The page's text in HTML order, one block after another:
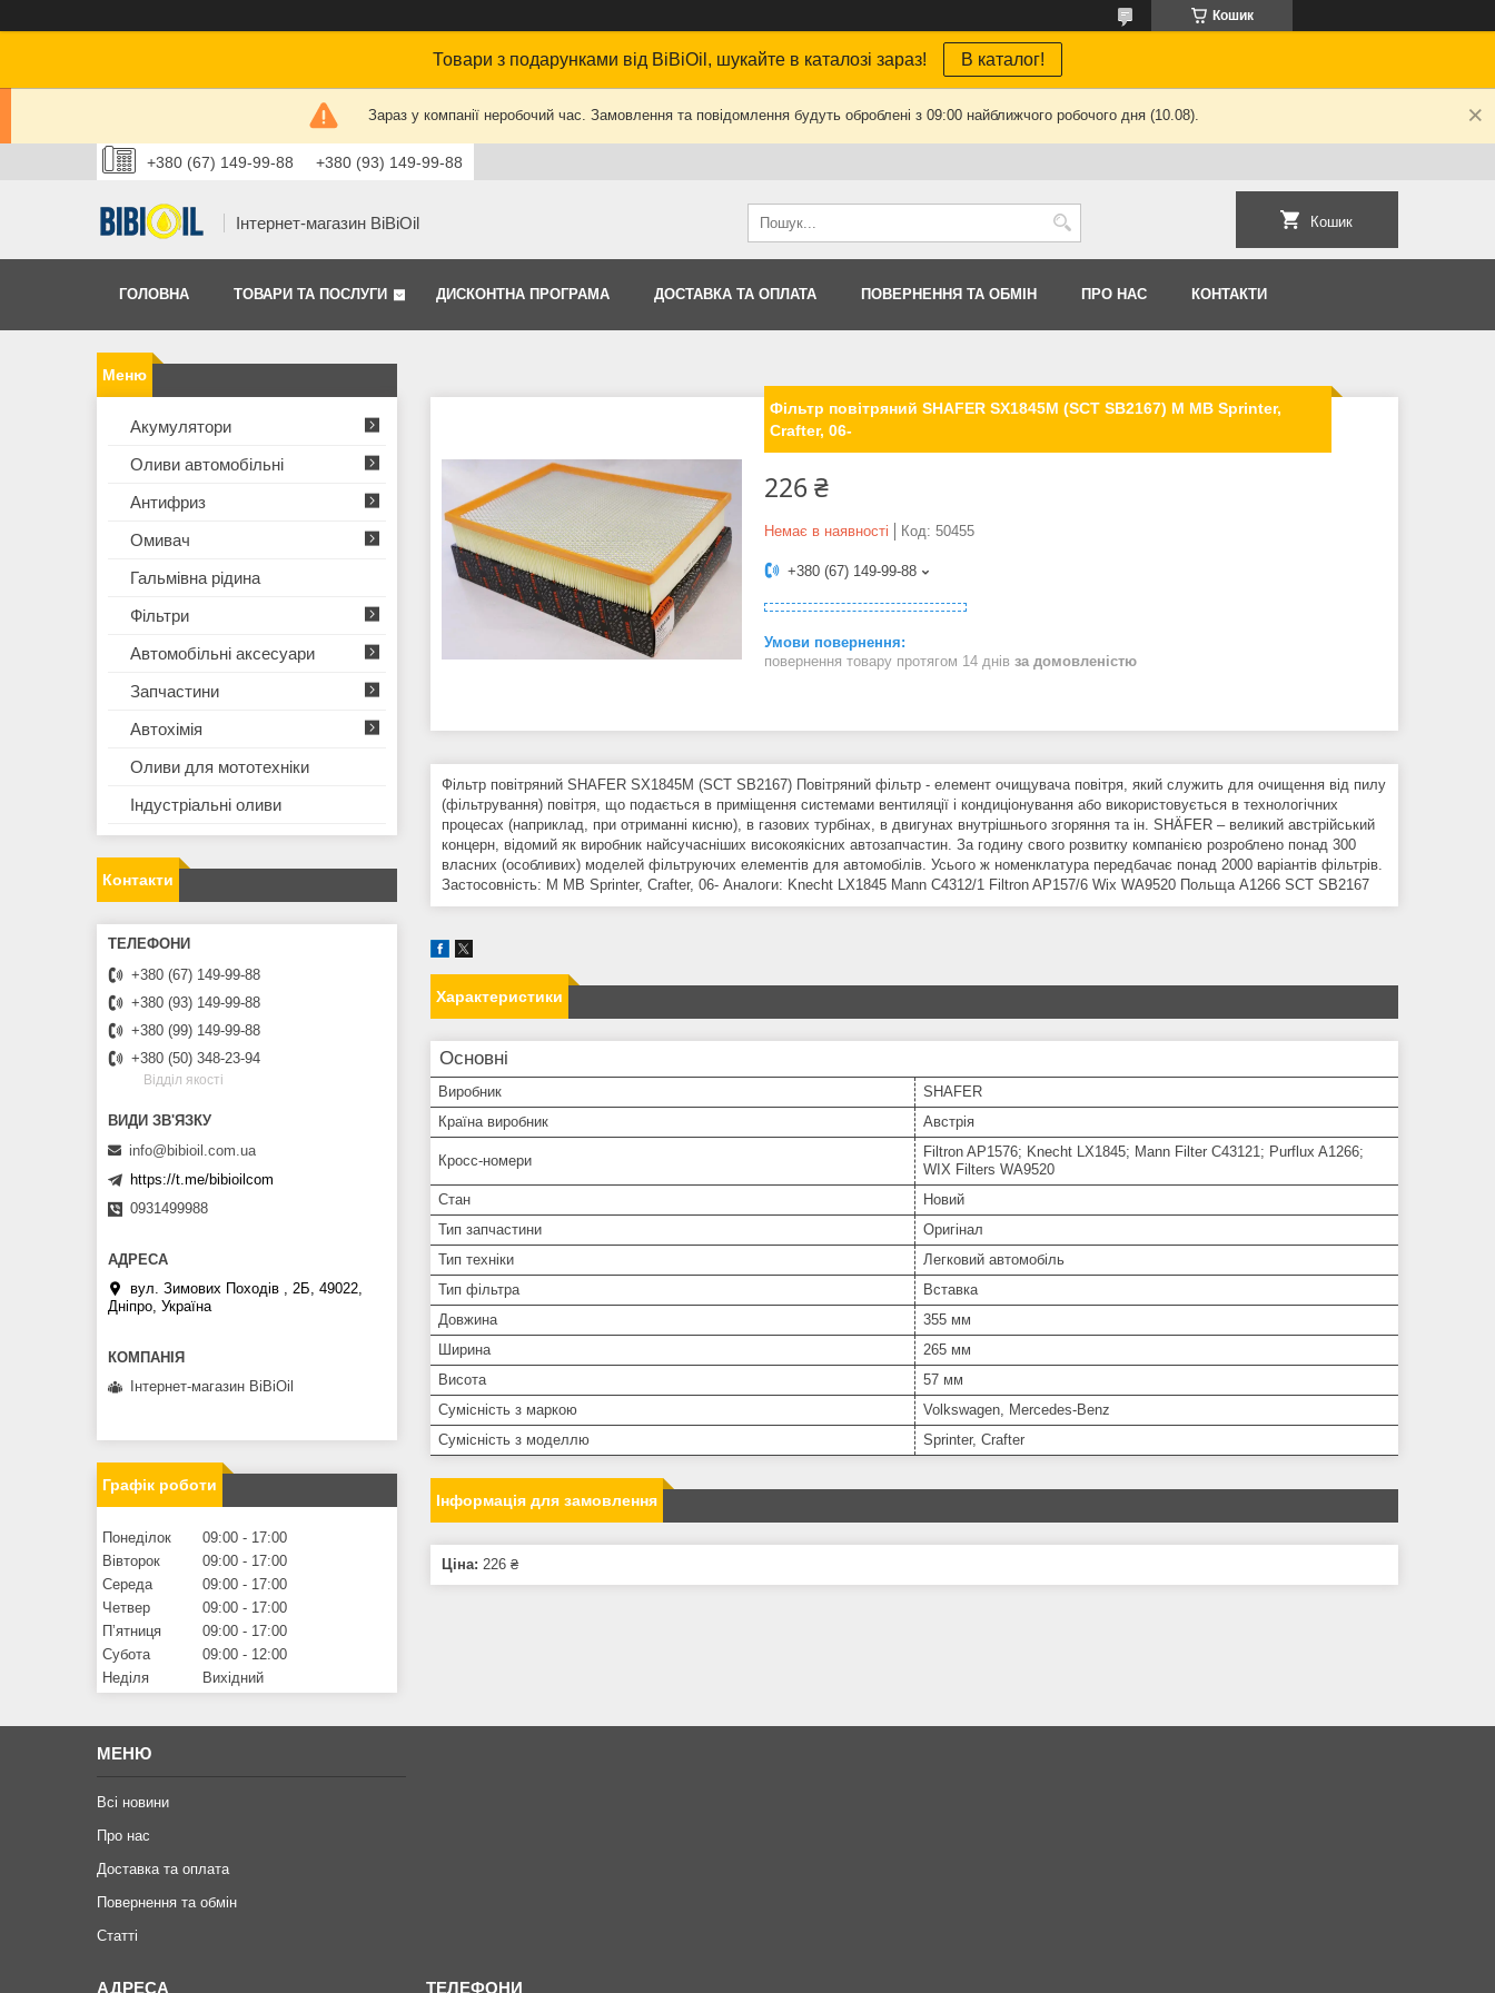
Кошик
Товари з подарунками від BiBiOil, шукайте в каталозі зараз! В каталог!
Зараз у компанії неробочий час. Замовлення та повідомлення будуть оброблені з 09:00 найближчого робочого дня (10.08).
+380 (67) 149-99-88 +380 (93) 149-99-88
Інтернет-магазин BiBiOil Кошик
ГОЛОВНА ТОВАРИ ТА ПОСЛУГИ ДИСКОНТНА ПРОГРАМА ДОСТАВКА ТА ОПЛАТА ПОВЕРНЕННЯ ТА ОБМIН ПРО НАС КОНТАКТИ
Фільтр повітряний SHAFER SX1845M (SCT SB2167) M MB Sprinter,
Crafter, 06-
226 ₴
Немає в наявності Код: 50455
+380 (67) 149-99-88
повернення товару протягом 14 днів за домовленістю
Фільтр повітряний SHAFER SX1845M (SCT SB2167) Повітряний фільтр - елемент очищувача повітря, який служить для очищення від пилу
(фільтрування) повітря, що подається в приміщення системами вентиляції і кондиціонування або використовується в технологічних
процесах (наприклад, при отриманні кисню), в газових турбінах, в двигунах внутрішнього згоряння та ін. SHÄFER – великий австрійський
концерн, відомий як виробник найсучасніших високоякісних автозапчастин. За годину свого розвитку компанією розроблено понад 300
власних (особливих) моделей фільтруючих елементів для автомобілів. Усього ж номенклатура передбачає понад 2000 варіантів фільтрів.
Застосовність: M MB Sprinter, Crafter, 06- Аналоги: Knecht LX1845 Mann C4312/1 Filtron AP157/6 Wix WA9520 Польща A1266 SCT SB2167
Характеристики
Основні
Виробник
SHAFER
Країна виробник
Австрія
Кросс-номери
Filtron AP1576; Knecht LX1845; Mann Filter C43121; Purflux A1266;
WIX Filters WA9520
Стан
Новий
Тип запчастини
Оригінал
Тип техніки
Легковий автомобіль
Тип фільтра
Вставка
Довжина
355 мм
Ширина
265 мм
Висота
57 мм
Сумісність з маркою
Volkswagen, Mercedes-Benz
Сумісність з моделлю
Sprinter, Crafter
Інформація для замовлення
Ціна: 226 ₴
Акумулятори
Оливи автомобільні
Антифриз
Омивач
Гальмівна рідина
Фільтри
Автомобільні аксесуари
Запчастини
Автохімія
Оливи для мототехнiки
Iндустрiальнi оливи
Контакти
+380 (67) 149-99-88
+380 (93) 149-99-88
+380 (99) 149-99-88
+380 (50) 348-23-94
Вiддiл якостi
info@bibioil.com.ua
https://t.me/bibioilcom
0931499988
вул. Зимових Походiв , 2Б, 49022,
Дніпро, Україна
Інтернет-магазин BiBiOil
Графік роботи
Понеділок 09:00
17:00
Вівторок
09:00
17:00
Середа
09:00
17:00
Четвер
09:00
17:00
Пʼятниця
09:00
17:00
Субота
09:00
12:00
Неділя
Вихідний
МЕНЮ
Всі новини
Про нас
Доставка та оплата
Повернення та обмiн
Статтi